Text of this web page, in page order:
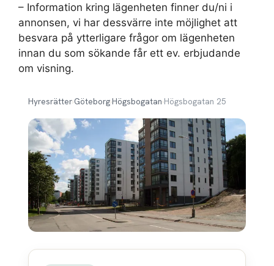
– Information kring lägenheten finner du/ni i
annonsen, vi har dessvärre inte möjlighet att
besvara på ytterligare frågor om lägenheten
innan du som sökande får ett ev. erbjudande
om visning.
Hyresrätter›Göteborg›Högsbogatan›Högsbogatan 25